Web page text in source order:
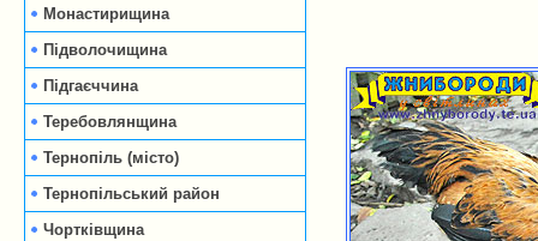
Монастирищина
Підволочищина
Підгаєччина
Теребовлянщина
Тернопіль (місто)
Тернопільський район
Чортківщина